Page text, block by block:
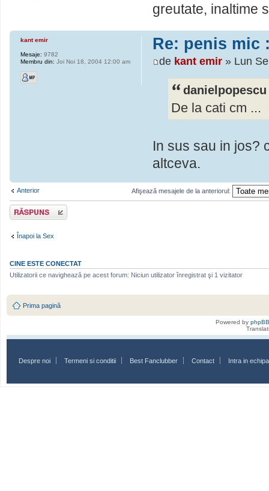
greutate, inaltime
Re: penis mic
de kant emir » Lun
De la cati cm ...
In sus sau in jos?
altceva.
kant emir
Mesaje: 9782
Membru din: Joi Noi 18, 2004 12:00 am
Anterior Afişează mesajele de la anteriorul:
Scrie un răspuns
Înapoi la Sex
CINE ESTE CONECTAT
Utilizatorii ce navighează pe acest forum: Niciun utilizator înregistrat şi 1 vizitator
Prima pagină
Powered by phpBB
Despre noi Termeni si conditii Best Fanclubber Contact Intra in